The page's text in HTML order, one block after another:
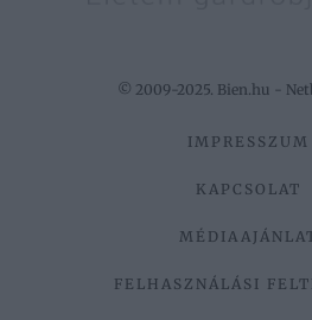
© 2009-2025. Bien.hu -
IMPRESSZUM
KAPCSOLAT
FELHASZNÁLÁSI